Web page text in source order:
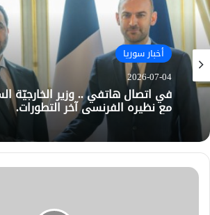
أخبار سوريا
2026-07-04
في اتصال هاتفي .. وزير الخارجيّة
مع نظيره الفرنسي آخر التطورات.